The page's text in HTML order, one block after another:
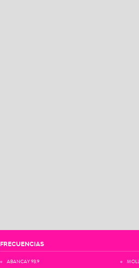
FRECUENCIAS
ABANCAY 93.9